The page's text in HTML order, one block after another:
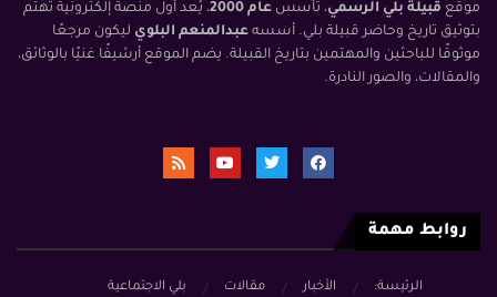
موقع قبيلة بلي الرسمي، تأسس عام 2000
، يُعد أول منصة إلكترونية تهتم
بتوثيق تاريخ وحاضر قبيلة بلي. أسسه عبدالمنعم البلوي ليكون مرجعًا
موثوقًا للباحثين والمهتمين بتاريخ القبيلة. يضم الموقع أرشيفًا غنيًا بالوثائق،
والمقالات، والصور النادرة.
روابط مهمة
الرئيسة: الأخبار مقالات
بلي الاجتماعية